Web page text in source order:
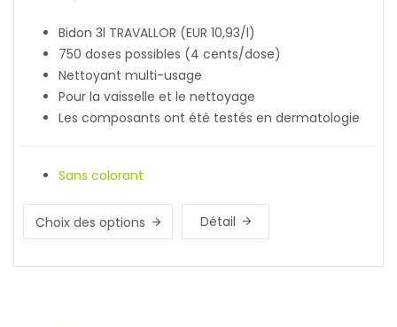
Bidon 3l TRAVALLOR (EUR 10,93/l)
750 doses possibles (4 cents/dose)
Nettoyant multi-usage
Pour la vaisselle et le nettoyage
Les composants ont été testés en dermatologie
Sans colorant
Choix des options Détail